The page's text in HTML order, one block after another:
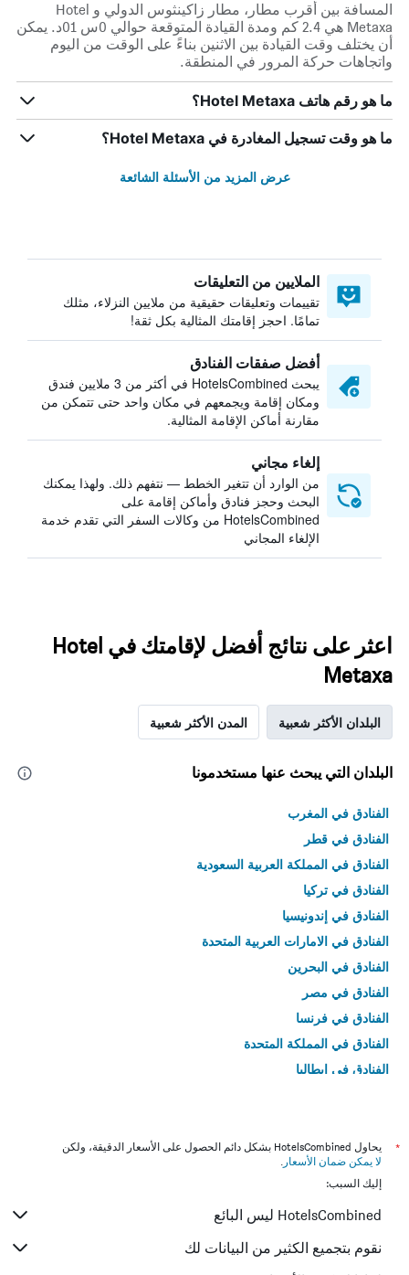
المسافة بين أقرب مطار، مطار زاكينثوس الدولي و Hotel
Metaxa هي 2.4 كم ومدة القيادة المتوقعة حوالي 0س 01د. يمكن
أن يختلف وقت القيادة بين الاثنين بناءً على الوقت من اليوم
واتجاهات حركة المرور في المنطقة.
ما هو رقم هاتف Hotel Metaxa؟
ما هو وقت تسجيل المغادرة في Hotel Metaxa؟
عرض المزيد من الأسئلة الشائعة
الملايين من التعليقات
تقييمات وتعليقات حقيقية من ملايين النزلاء، مثلك
تمامًا. احجز إقامتك المثالية بكل ثقة!
أفضل صفقات الفنادق
يبحث HotelsCombined في أكثر من 3 ملايين فندق
ومكان إقامة ويجمعهم في مكان واحد حتى تتمكن من
مقارنة أماكن الإقامة المثالية.
إلغاء مجاني
من الوارد أن تتغير الخطط — نتفهم ذلك. ولهذا يمكنك
البحث وحجز فنادق وأماكن إقامة على
HotelsCombined من وكالات السفر التي تقدم خدمة
الإلغاء المجاني
اعثر على نتائج أفضل لإقامتك في Hotel
Metaxa
البلدان الأكثر شعبية المدن الأكثر شعبية
البلدان التي يبحث عنها مستخدمونا
الفنادق في المغرب
الفنادق في قطر
الفنادق في المملكة العربية السعودية
الفنادق في تركيا
الفنادق في إندونيسيا
الفنادق في الامارات العربية المتحدة
الفنادق في البحرين
الفنادق في مصر
الفنادق في فرنسا
الفنادق في المملكة المتحدة
الفنادق في إيطاليا
*
يحاول HotelsCombined بشكل دائم الحصول على الأسعار الدقيقة، ولكن
لا يمكن ضمان الأسعار .
إليك السبب:
HotelsCombined ليس البائع
نقوم بتجميع الكثير من البيانات لك